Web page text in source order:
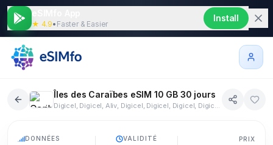
★ 4.9• Faster & Easier
Install
Îles des Caraïbes eSIM 10 GB 30 jours
Digicel, Digicel, Aliv, Digicel, Digicel, Digicel, Digicel, Digicel, Digicel, Digicel, Digicel, Digicel, U-Mobile, Digicel, Digicel, Digicel, Tigo, Claro, Digicel, Digicel, Digicel, Telcell N.V., Digicel, Telcell N.V., Digicel, Digicel
DONNÉES VALIDITÉ PRIX